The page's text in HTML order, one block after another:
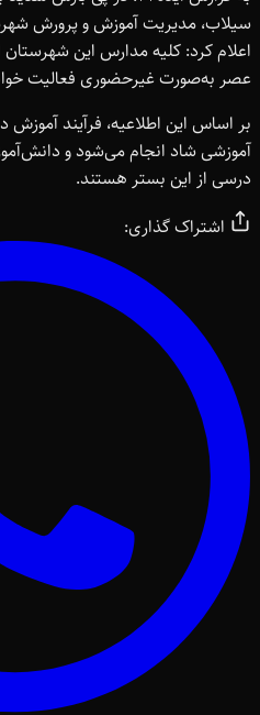
سیلاب، مدیریت آموزش و پرورش
عصر به‌صورت غیرحضوری فعالیت
بر اساس این اطلاعیه، فرآیند
آموزشی شاد انجام می‌شود و
درسی از این بستر هستند.
اشتراک گذاری: